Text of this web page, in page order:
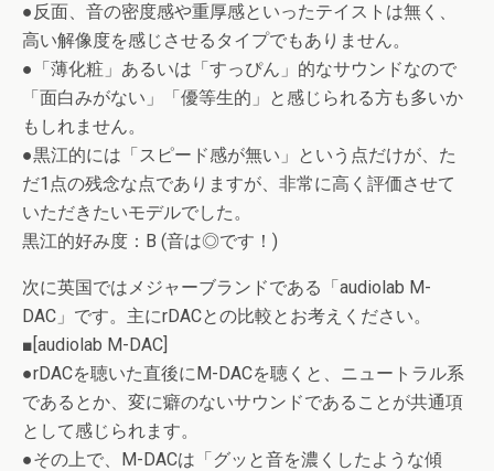
●反面、音の密度感や重厚感といったテイストは無く、
高い解像度を感じさせるタイプでもありません。
●「薄化粧」あるいは「すっぴん」的なサウンドなので
「面白みがない」「優等生的」と感じられる方も多いか
もしれません。
●黒江的には「スピード感が無い」という点だけが、た
だ1点の残念な点でありますが、非常に高く評価させて
いただきたいモデルでした。
黒江的好み度：B (音は◎です！)
次に英国ではメジャーブランドである「audiolab M-
DAC」です。主にrDACとの比較とお考えください。
■[audiolab M-DAC]
●rDACを聴いた直後にM-DACを聴くと、ニュートラル系
であるとか、変に癖のないサウンドであることが共通項
として感じられます。
●その上で、M-DACは「グッと音を濃くしたような傾